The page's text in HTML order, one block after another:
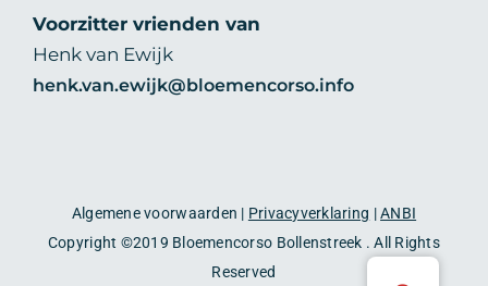
Voorzitter vrienden van
Henk van Ewijk
henk.van.ewijk@bloemencorso.info
Algemene voorwaarden | Privacyverklaring |ANBI
Copyright ©2019 Bloemencorso Bollenstreek . All Rights
Reserved